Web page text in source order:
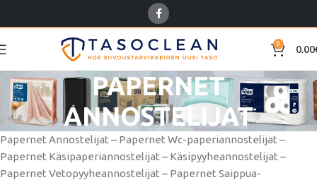
0 0.00
PAPERNET
ANNOSTELIJAT
Papernet Annostelijat – Papernet Wc-paperiannostelijat –
Papernet Käsipaperiannostelijat – Käsipyyheannostelijat –
Papernet Vetopyyheannostelijat – Papernet Saippua-